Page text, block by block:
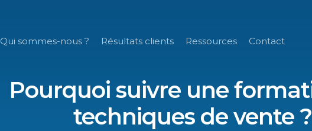
Qui sommes-nous ? Résultats clients Ressources Contact
Pourquoi suivre une
techniques de vente ?